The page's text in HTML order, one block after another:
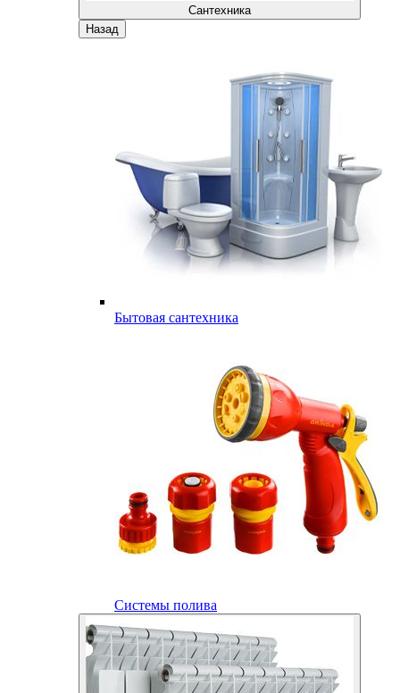
Сантехника
Назад
Бытовая сантехника
Системы полива